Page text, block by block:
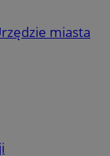
miasta